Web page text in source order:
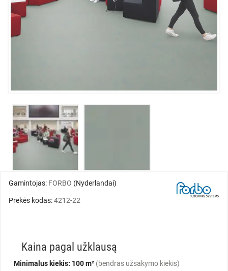
Gamintojas: FORBO (Nyderlandai)
Prekės kodas:4212-22
Kaina pagal užklausą
Minimalus kiekis: 100 m² (bendras užsakymo kiekis)